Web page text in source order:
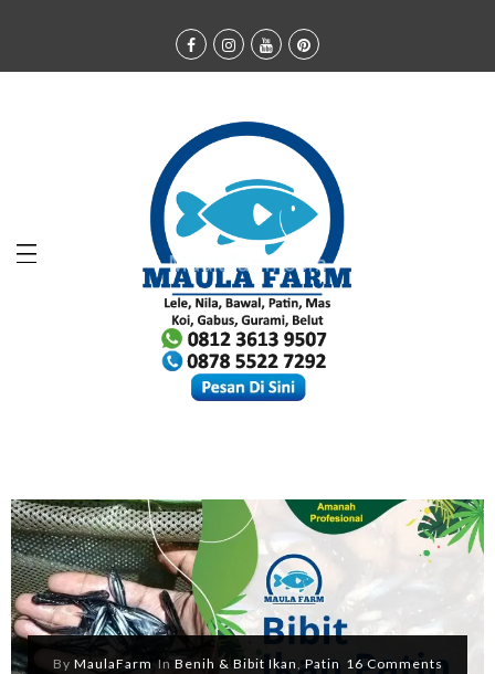
By MaulaFarm In Benih & Bibit Ikan, Patin 16 Comments